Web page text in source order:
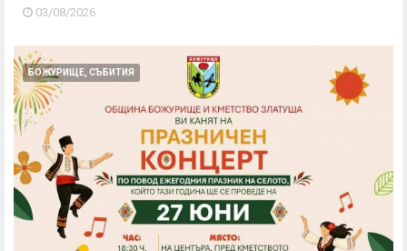
03/08/2026
БОЖУРИЩЕ, СЪБИТИЯ